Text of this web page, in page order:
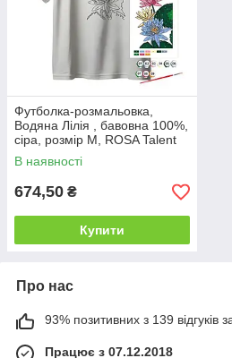
Футболка-розмальовка,
Водяна Лілія , бавовна 100%,
сіра, розмір M, ROSA Talent
В наявності
674,50 ₴
Купити
Про нас
93% позитивних з 139 відгуків
Працює з 07.12.2018